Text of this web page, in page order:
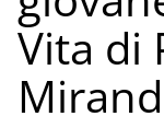
Vita di